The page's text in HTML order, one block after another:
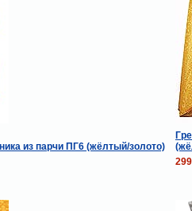
из парчи ПГ6 (жёлтый/золото)